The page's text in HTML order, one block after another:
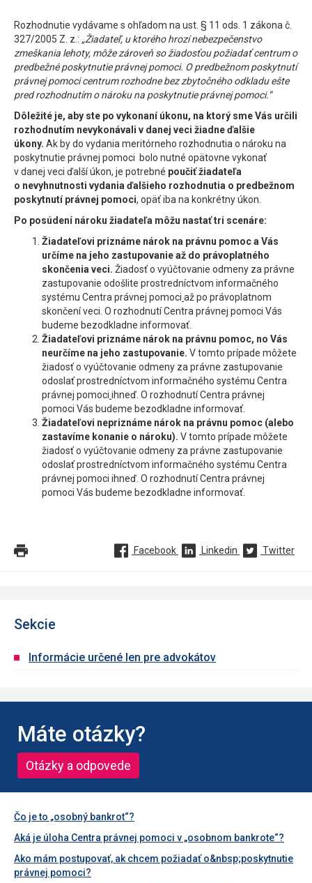
Rozhodnutie vydávame s ohľadom na ust. § 11 ods. 1 zákona č.
327/2005 Z. z.: „Žiadateľ, u ktorého hrozí nebezpečenstvo
zmeškania lehoty, môže zároveň so žiadosťou požiadať centrum o
predbežné poskytnutie právnej pomoci. O predbežnom poskytnutí
právnej pomoci centrum rozhodne bez zbytočného odkladu ešte
pred rozhodnutím o nároku na poskytnutie právnej pomoci.“
Dôležité je, aby ste po vykonaní úkonu, na ktorý sme Vás určili
rozhodnutím nevykonávali v danej veci žiadne ďalšie
úkony. Ak by do vydania meritórneho rozhodnutia o nároku na
poskytnutie právnej pomoci bolo nutné opätovne vykonať
v danej veci ďalší úkon, je potrebné poučiť žiadateľa
o nevyhnutnosti vydania ďalšieho rozhodnutia o predbežnom
poskytnutí právnej pomoci, opäť iba na konkrétny úkon.
Po posúdení nároku žiadateľa môžu nastať tri scenáre:
Žiadateľovi priznáme nárok na právnu pomoc a Vás
určíme na jeho zastupovanie až do právoplatného
skončenia veci. Žiadosť o vyúčtovanie odmeny za právne
zastupovanie odošlite prostredníctvom informačného
systému Centra právnej pomoci až po právoplatnom
skončení veci. O rozhodnutí Centra právnej pomoci Vás
budeme bezodkladne informovať.
Žiadateľovi priznáme nárok na právnu pomoc, no Vás
neurčíme na jeho zastupovanie. V tomto prípade môžete
žiadosť o vyúčtovanie odmeny za právne zastupovanie
odoslať prostredníctvom informačného systému Centra
právnej pomoci ihneď. O rozhodnutí Centra právnej
pomoci Vás budeme bezodkladne informovať.
Žiadateľovi nepriznáme nárok na právnu pomoc (alebo
zastavíme konanie o nároku). V tomto prípade môžete
žiadosť o vyúčtovanie odmeny za právne zastupovanie
odoslať prostredníctvom informačného systému Centra
právnej pomoci ihneď. O rozhodnutí Centra právnej
pomoci Vás budeme bezodkladne informovať.
Facebook Linkedin Twitter
Sekcie
Informácie určené len pre advokátov
Máte otázky?
Otázky a odpovede
Čo je to „osobný bankrot“?
Aká je úloha Centra právnej pomoci v „osobnom bankrote“?
Ako mám postupovať, ak chcem požiadať o&nbsp;poskytnutie
právnej pomoci?